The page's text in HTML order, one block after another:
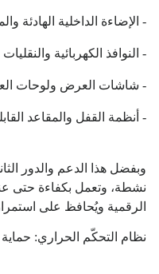
- الإضاءة الداخلية الهادئة
- النوافذ الكهربائية والنقليات
- شاشات العرض ولوحات
- أنظمة القفل والمقاعد
وبفضل هذا الدعم والدور
نشطة، وتعمل بكفاءة حتى
الرقمية ويُحافظ على
نظام التحكّم الحراري: حماية